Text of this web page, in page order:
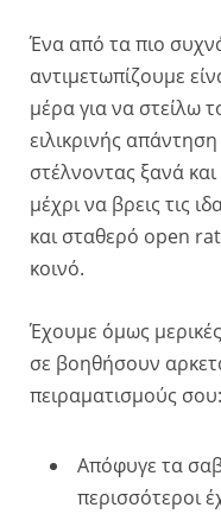
Ένα από τα πιο
αντιμετωπίζουμε
μέρα για να στείλω
ειλικρινής
στέλνοντας ξανά
μέχρι να βρεις τις
και σταθερό open
κοινό.
Έχουμε όμως
σε βοηθήσουν
πειραματισμούς σου:
Απόφυγε τα
περισσότεροι